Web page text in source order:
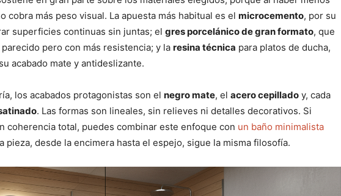
cobra más peso visual. La apuesta más habitual es el microcemento, por su
superficies continuas sin juntas; el gres porcelánico de gran formato, que
pero con más resistencia; y la resina técnica para platos de ducha,
acabado mate y antideslizante.
los acabados protagonistas son el negro mate, el acero cepillado y, cada
. Las formas son lineales, sin relieves ni detalles decorativos. Si
coherencia total, puedes combinar este enfoque con un baño minimalista
pieza, desde la encimera hasta el espejo, sigue la misma filosofía.